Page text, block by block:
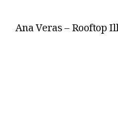
Ana Veras – Rooftop